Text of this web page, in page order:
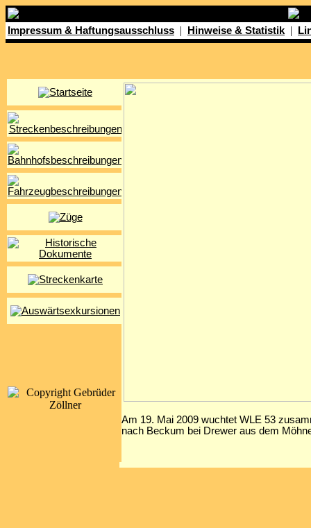
Impressum & Haftungsausschluss | Hinweise & Statistik |
Am 19. Mai 2009 wuchtet WLE 53
nach Beckum bei Drewer aus dem